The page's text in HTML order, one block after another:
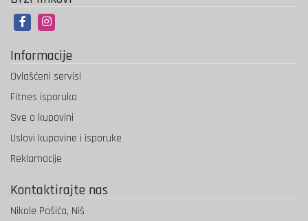
Informacije
Ovlašćeni servisi
Fitnes isporuka
Sve o kupovini
Uslovi kupovine i isporuke
Reklamacije
Kontaktirajte nas
Nikole Pašića, Niš